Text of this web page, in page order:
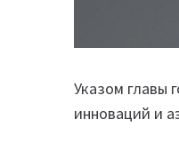
Указом главы
инноваций и